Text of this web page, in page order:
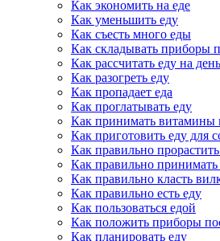
Как экономить на еде
Как уменьшить еду
Как съесть много еды
Как складывать приборы
Как рассчитать еду на день
Как разогреть еду
Как пропадает еда
Как проглатывать еду
Как принимать витамины
Как приготовить еду для
Как правильно
Как правильно принимать
Как правильно класть
Как правильно есть еду
Как пользоваться едой
Как положить приборы
Как планировать еду